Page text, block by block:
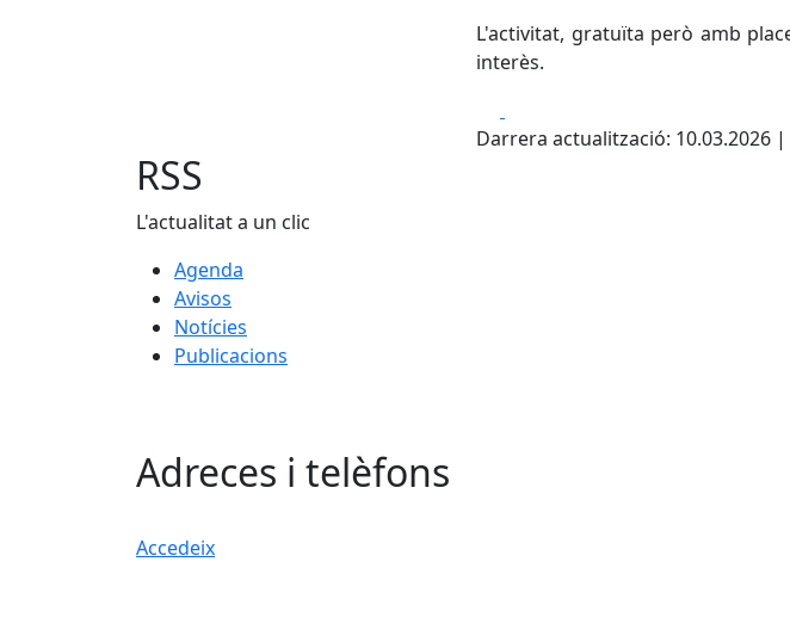
L'activitat, gratuïta però amb
interès.
Darrera actualització: 10.03.2026 |
RSS
L'actualitat a un clic
Agenda
Avisos
Notícies
Publicacions
Adreces i telèfons
Accedeix